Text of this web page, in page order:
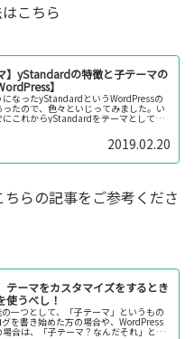
こちら
】yStandardの特徴と子テーマの
】
なったyStandardというWordPressの
たので、色々といじってみました。い
にこれからyStandardをテーマとして使
2019.02.20
らの記事をご参考くださ
テーマをカスタマイズをするとき
使うべし！
一つとして、「子テーマ」というもの
を書き始めた方の場合や、WordPress
合は、「子テーマ？なんだそれ」とか